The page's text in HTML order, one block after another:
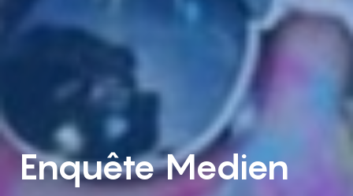
Enquête Medien